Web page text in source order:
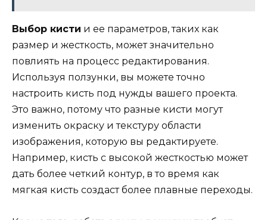
Выбор кисти и ее параметров, таких как
размер и жесткость, может значительно
повлиять на процесс редактирования.
Используя ползунки, вы можете точно
настроить кисть под нужды вашего проекта.
Это важно, потому что разные кисти могут
изменить окраску и текстуру области
изображения, которую вы редактируете.
Например, кисть с высокой жесткостью может
дать более четкий контур, в то время как
мягкая кисть создаст более плавные переходы.